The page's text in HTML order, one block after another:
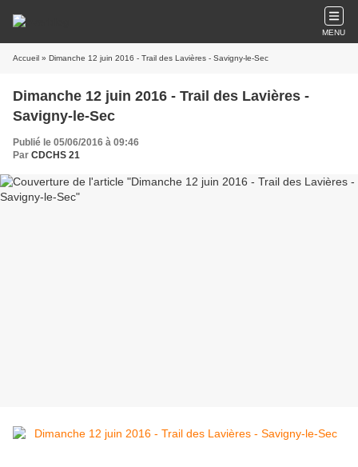
MENU
Accueil » Dimanche 12 juin 2016 - Trail des Lavières - Savigny-le-Sec
Dimanche 12 juin 2016 - Trail des Lavières -
Savigny-le-Sec
Publié le 05/06/2016 à 09:46
Par CDCHS 21